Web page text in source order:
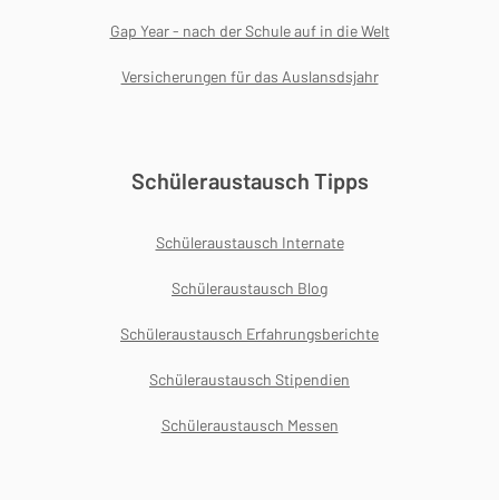
Gap Year - nach der Schule auf in die Welt
Versicherungen für das Auslansdsjahr
Schüleraustausch Tipps
Schüleraustausch Internate
Schüleraustausch Blog
Schüleraustausch Erfahrungsberichte
Schüleraustausch Stipendien
Schüleraustausch Messen